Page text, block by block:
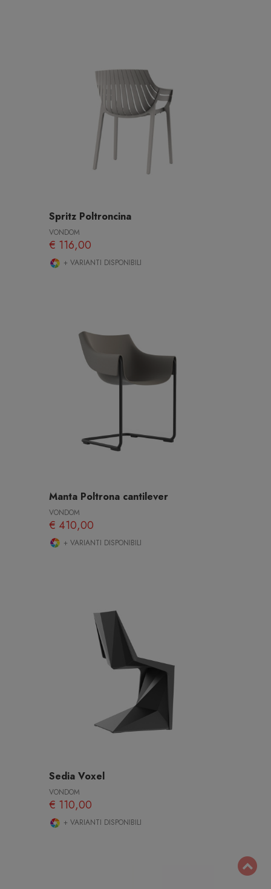
Spritz Poltroncina
VONDOM
€ 116,00
+ VARIANTI DISPONIBILI
Manta Poltrona cantilever
VONDOM
€ 410,00
+ VARIANTI DISPONIBILI
Sedia Voxel
VONDOM
€ 110,00
+ VARIANTI DISPONIBILI